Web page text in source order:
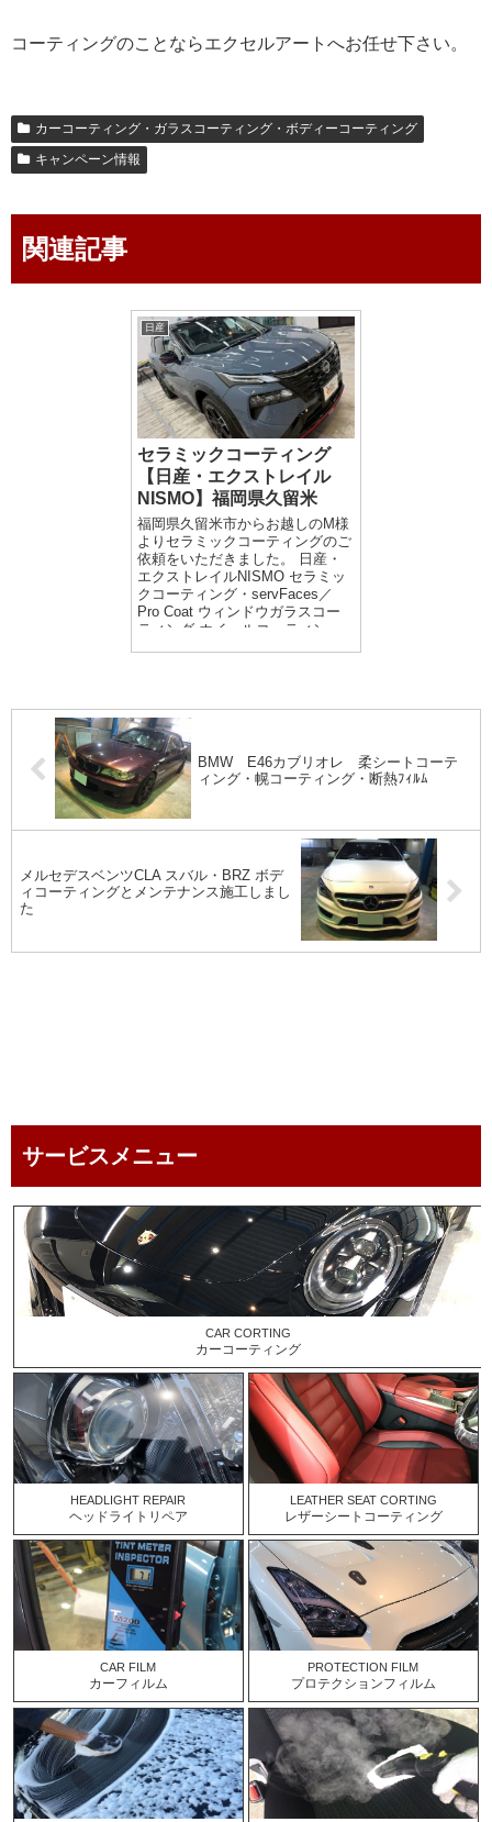
コーティングのことならエクセルアートへお任せ下さい。
カーコーティング・ガラスコーティング・ボディーコーティング
キャンペーン情報
関連記事
日産
セラミックコーティング
【日産・エクストレイル
NISMO】福岡県久留米
福岡県久留米市からお越しのM様
よりセラミックコーティングのご
依頼をいただきました。 日産・
エクストレイルNISMO セラミッ
クコーティング・servFaces／
Pro Coat ウィンドウガラスコー
ティング ホイールコーティン
BMW E46カブリオレ 柔シートコーテ
ィング・幌コーティング・断熱ﾌｨﾙﾑ
メルセデスベンツCLA スバル・BRZ ボデ
ィコーティングとメンテナンス施工しまし
た
サービスメニュー
CAR CORTING
カーコーティング
HEADLIGHT REPAIR
ヘッドライトリペア
LEATHER SEAT CORTING
レザーシートコーティング
CAR FILM
カーフィルム
PROTECTION FILM
プロテクションフィルム